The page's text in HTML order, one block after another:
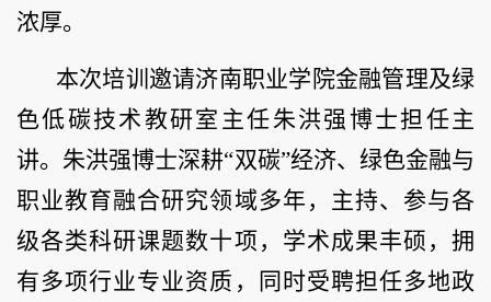
浓厚。
本次培训邀请济南职业学院金融管理及绿
色低碳技术教研室主任朱洪强博士担任主
讲。朱洪强博士深耕“双碳”经济、绿色金融与
职业教育融合研究领域多年，主持、参与各
级各类科研课题数十项，学术成果丰硕，拥
有多项行业专业资质，同时受聘担任多地政